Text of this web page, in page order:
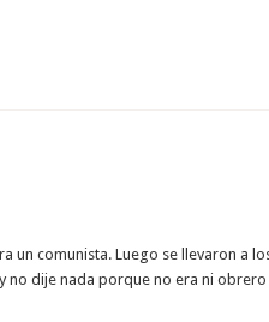
un comunista. Luego se llevaron a
no dije nada porque no era ni obrero